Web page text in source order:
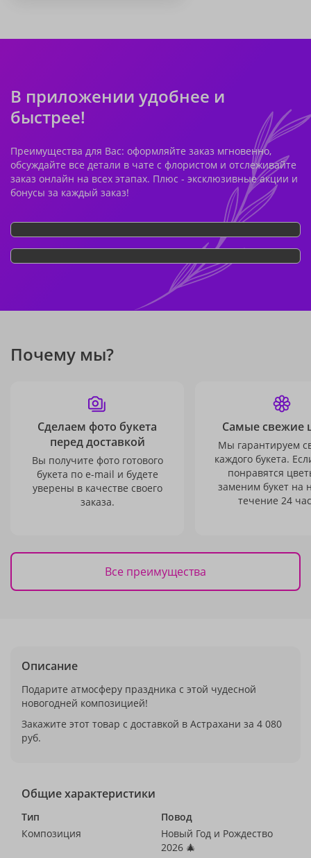
В приложении удобнее и
быстрее!
Преимущества для Вас: оформляйте заказ мгновенно,
обсуждайте все детали в чате с флористом и отслеживайте
заказ онлайн на всех этапах. Плюс - эксклюзивные акции и
бонусы за каждый заказ!
Почему мы?
Сделаем фото букета
перед доставкой
Вы получите фото готового
букета по e-mail и будете
уверены в качестве своего
заказа.
Самые свежие
Мы гарантируем
каждого букета.
понравятся
заменим букет на
течение 24
Все преимущества
Описание
Подарите атмосферу праздника с этой чудесной
новогодней композицией!
Закажите этот товар с доставкой в Астрахани за 4 080
руб.
Общие характеристики
Тип
Композиция
Повод
Новый Год и Рождество
2026 🎄